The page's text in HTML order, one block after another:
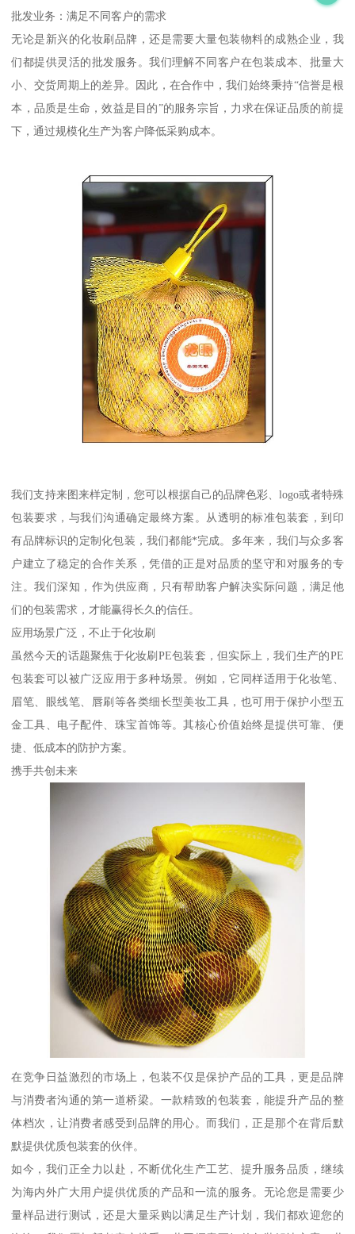
批发业务：满足不同客户的需求
无论是新兴的化妆刷品牌，还是需要大量包装物料的成熟企业，我
们都提供灵活的批发服务。我们理解不同客户在包装成本、批量大
小、交货周期上的差异。因此，在合作中，我们始终秉持“信誉是根
本，品质是生命，效益是目的”的服务宗旨，力求在保证品质的前提
下，通过规模化生产为客户降低采购成本。
我们支持来图来样定制，您可以根据自己的品牌色彩、logo或者特殊
包装要求，与我们沟通确定最终方案。从透明的标准包装套，到印
有品牌标识的定制化包装，我们都能*完成。多年来，我们与众多客
户建立了稳定的合作关系，凭借的正是对品质的坚守和对服务的专
注。我们深知，作为供应商，只有帮助客户解决实际问题，满足他
们的包装需求，才能赢得长久的信任。
应用场景广泛，不止于化妆刷
虽然今天的话题聚焦于化妆刷PE包装套，但实际上，我们生产的PE
包装套可以被广泛应用于多种场景。例如，它同样适用于化妆笔、
眉笔、眼线笔、唇刷等各类细长型美妆工具，也可用于保护小型五
金工具、电子配件、珠宝首饰等。其核心价值始终是提供可靠、便
捷、低成本的防护方案。
携手共创未来
在竞争日益激烈的市场上，包装不仅是保护产品的工具，更是品牌
与消费者沟通的第一道桥梁。一款精致的包装套，能提升产品的整
体档次，让消费者感受到品牌的用心。而我们，正是那个在背后默
默提供优质包装套的伙伴。
如今，我们正全力以赴，不断优化生产工艺、提升服务品质，继续
为海内外广大用户提供优质的产品和一流的服务。无论您是需要少
量样品进行测试，还是大量采购以满足生产计划，我们都欢迎您的